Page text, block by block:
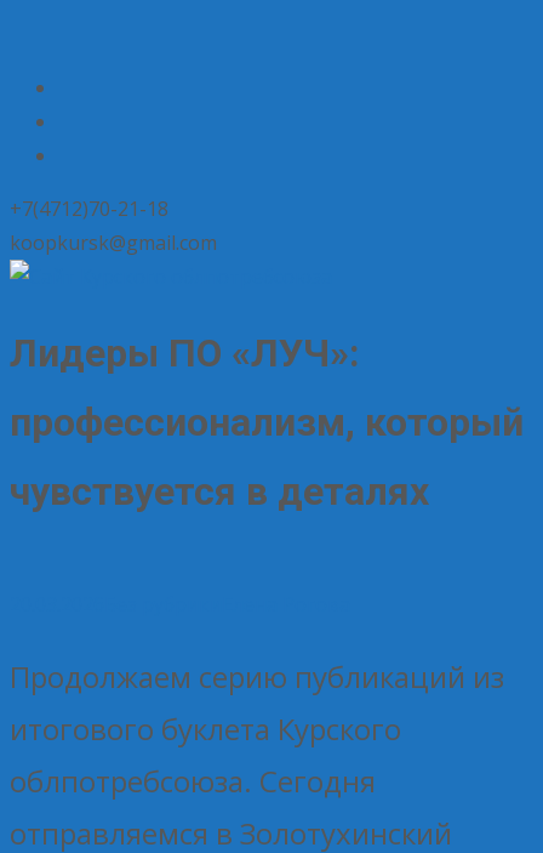
+7(4712)70-21-18
koopkursk@gmail.com
Лидеры ПО «ЛУЧ»:
профессионализм, который
чувствуется в деталях
Продолжаем серию публикаций из
итогового буклета Курского
облпотребсоюза. Сегодня
отправляемся в Золотухинский